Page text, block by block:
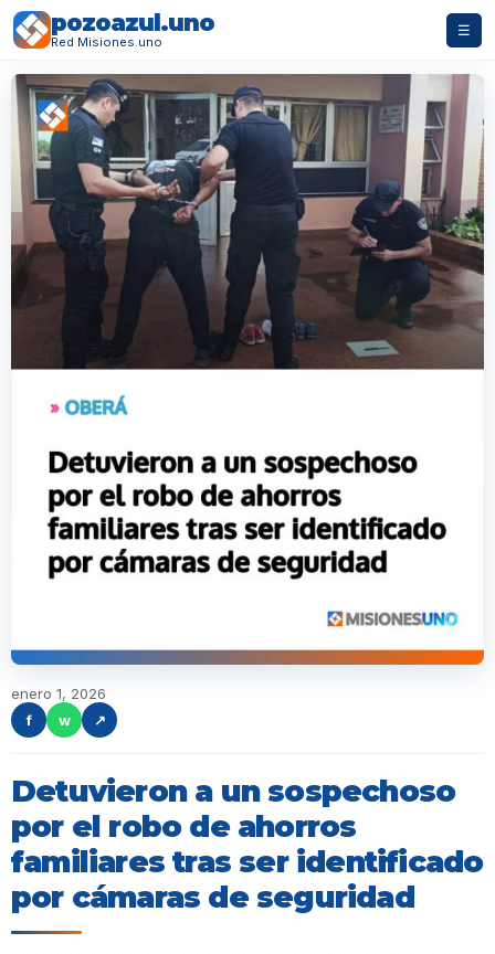
pozoazul.uno
Red Misiones.uno
☰
enero 1, 2026
f
w ↗
Detuvieron a un sospechoso
por el robo de ahorros
familiares tras ser identificado
por cámaras de seguridad